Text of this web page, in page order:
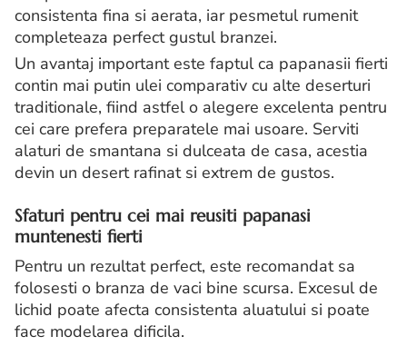
consistenta fina si aerata, iar pesmetul rumenit
completeaza perfect gustul branzei.
Un avantaj important este faptul ca papanasii fierti
contin mai putin ulei comparativ cu alte deserturi
traditionale, fiind astfel o alegere excelenta pentru
cei care prefera preparatele mai usoare. Serviti
alaturi de smantana si dulceata de casa, acestia
devin un desert rafinat si extrem de gustos.
Sfaturi pentru cei mai reusiti papanasi
muntenesti fierti
Pentru un rezultat perfect, este recomandat sa
folosesti o branza de vaci bine scursa. Excesul de
lichid poate afecta consistenta aluatului si poate
face modelarea dificila.